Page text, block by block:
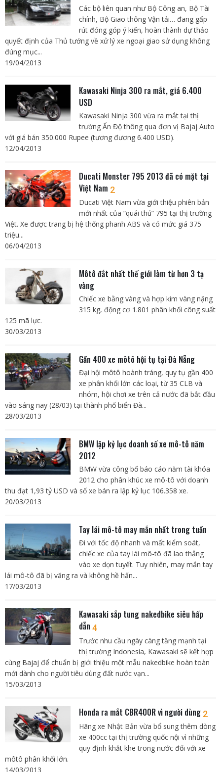
Các bộ liên quan như Bộ Công an, Bộ Tài
chính, Bộ Giao thông Vận tải… đang gấp
rút đóng góp ý kiến, hoàn thành dự thảo
quyết định của Thủ tướng về xử lý xe ngoại giao sử dụng không
đúng mục...
19/04/2013
Kawasaki Ninja 300 ra mắt, giá 6.400
USD
Kawasaki Ninja 300 vừa ra mắt tại thị
trường Ấn Độ thông qua đơn vị Bajaj Auto
với giá bán 350.000 Rupee (tương đương 6.400 USD).
12/04/2013
Ducati Monster 795 2013 đã có mặt tại
Việt Nam 2
Ducati Việt Nam vừa giới thiệu phiên bản
mới nhất của “quái thú” 795 tại thị trường
Việt. Xe được trang bị hệ thống phanh ABS và có mức giá 375
triệu...
06/04/2013
Môtô đắt nhất thế giới làm từ hơn 3 tạ
vàng
Chiếc xe bằng vàng và hợp kim vàng nặng
315 kg, động cơ 1.801 phân khối công suất
125 mã lực.
30/03/2013
Gần 400 xe môtô hội tụ tại Đà Nẵng
Đại hội môtô hoành tráng, quy tụ gần 400
xe phân khối lớn các loại, từ 35 CLB và
nhóm, hội chơi xe trên cả nước đã bắt đầu
vào sáng nay (28/03) tại thành phố biển Đà...
28/03/2013
BMW lập kỷ lục doanh số xe mô-tô năm
2012
BMW vừa công bố báo cáo năm tài khóa
2012 cho phân khúc xe mô-tô với doanh
thu đạt 1,93 tỷ USD và số xe bán ra lập kỷ lục 106.358 xe.
20/03/2013
Tay lái mô-tô may mắn nhất trong tuần
Đi với tốc độ nhanh và mất kiểm soát,
chiếc xe của tay lái mô-tô đã lao thẳng
vào xe dọn tuyết. Tuy nhiên, may mắn tay
lái mô-tô đã bị văng ra và không hề hấn...
17/03/2013
Kawasaki sắp tung nakedbike siêu hấp
dẫn 4
Trước nhu cầu ngày càng tăng mạnh tại
thị trường Indonesia, Kawasaki sẽ kết hợp
cùng Bajaj để chuẩn bị giới thiệu một mẫu nakedbike hoàn toàn
mới dành cho người tiêu dùng đất nước vạn...
15/03/2013
Honda ra mắt CBR400R vì người dùng 2
Hãng xe Nhật Bản vừa bổ sung thêm dòng
xe 400cc tại thị trường quốc nội vì những
quy định khắt khe trong nước đối với xe
môtô phân khối lớn.
14/03/2013